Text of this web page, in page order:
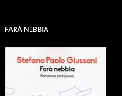
FARÀ NEBBIA